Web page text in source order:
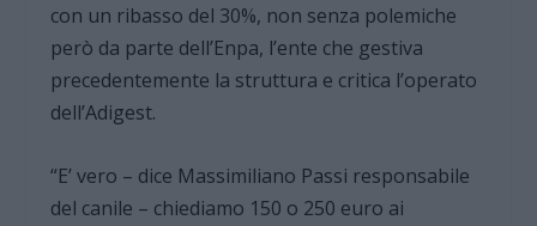
con un ribasso del 30%, non senza polemiche
però da parte dell’Enpa, l’ente che gestiva
precedentemente la struttura e critica l’operato
dell’Adigest.
“E’ vero – dice Massimiliano Passi responsabile
del canile – chiediamo 150 o 250 euro ai